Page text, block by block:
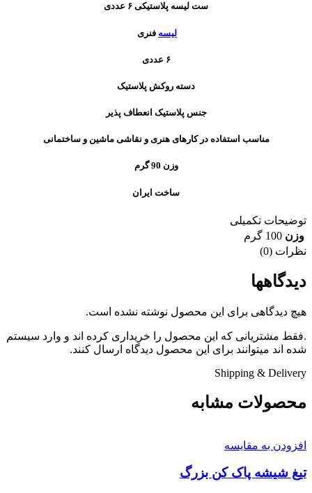
ست لیسه پلاستیکی ۶ عددی
لیسه فنری
۶ عددی
دسته روکش پلاستیک
جنس پلاستیک انعطاف پذیر
مناسب استفاده در کارهای هنری و نقاشی ماشین و ساختمانی
وزن 90 گرم
ساخت ایران
توضیحات تکمیلی
وزن 100 گرم
نظرات (0)
دیدگاهها
هیچ دیدگاهی برای این محصول نوشته نشده است.
.فقط مشتریانی که این محصول را خریداری کرده اند و وارد سیستم
شده اند میتوانند برای این محصول دیدگاه ارسال کنند.
Shipping & Delivery
محصولات مشابه
افزودن به مقایسه
تیغ شیشه پاک کن بزرگ